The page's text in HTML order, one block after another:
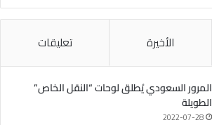
الأخيرة تعليقات
المرور السعودي يُطلق لوحات “النقل الخاص”
الطويلة
2022-07-28